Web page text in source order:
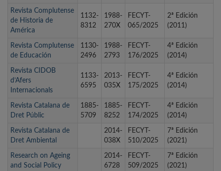
Revista Complutense
de Historia de
América
1132-
8312
1988-
270X
FECYT-
065/2025
2ª Edición
(2011)
Revista Complutense
de Educación
1130-
2496
1988-
2793
FECYT-
176/2025
4ª Edición
(2014)
Revista CIDOB
d’Afers
Internacionals
1133-
6595
2013-
035X
FECYT-
175/2025
4ª Edición
(2014)
Revista Catalana de
Dret Públic
1885-
5709
1885-
8252
FECYT-
174/2025
4ª Edición
(2014)
Revista Catalana de
Dret Ambiental
2014-
038X
FECYT-
510/2025
7ª Edición
(2021)
Research on Ageing
and Social Policy
2014-
6728
FECYT-
509/2025
7ª Edición
(2021)